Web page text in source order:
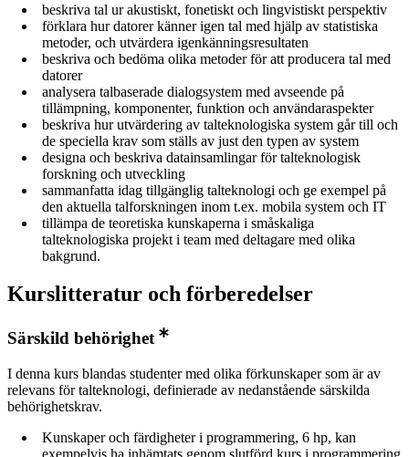
beskriva tal ur akustiskt, fonetiskt och lingvistiskt perspektiv
förklara hur datorer känner igen tal med hjälp av statistiska
metoder, och utvärdera igenkänningsresultaten
beskriva och bedöma olika metoder för att producera tal med
datorer
analysera talbaserade dialogsystem med avseende på
tillämpning, komponenter, funktion och användaraspekter
beskriva hur utvärdering av talteknologiska system går till och
de speciella krav som ställs av just den typen av system
designa och beskriva datainsamlingar för talteknologisk
forskning och utveckling
sammanfatta idag tillgänglig talteknologi och ge exempel på
den aktuella talforskningen inom t.ex. mobila system och IT
tillämpa de teoretiska kunskaperna i småskaliga
talteknologiska projekt i team med deltagare med olika
bakgrund.
Kurslitteratur och förberedelser
Särskild behörighet
I denna kurs blandas studenter med olika förkunskaper som är av
relevans för talteknologi, definierade av nedanstående särskilda
behörighetskrav.
Kunskaper och färdigheter i programmering, 6 hp, kan